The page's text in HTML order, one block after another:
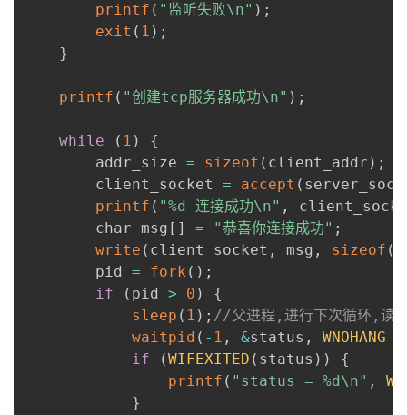
printf ( "监听失败\n" ) ;
exit ( 1 ) ;
}
printf ( "创建tcp服务器成功\n" ) ;
while ( 1 )
{
        addr_size
= sizeof ( client_addr ) ;
        client_socket
= accept (
printf ( "%d 连接成功\n" ,
        char msg
[ ] = "恭喜你连接成功" ;
write ( client_socket , msg , sizeof (
        pid
= fork ( ) ;
if
( pid > 0 )
{
sleep ( 1 ) ; //父进程,进行下次循环,读
waitpid ( - 1 , &status , WNOHANG
if
(WIFEXITED ( status ) )
{
printf ( "status = %d\n" ,
}